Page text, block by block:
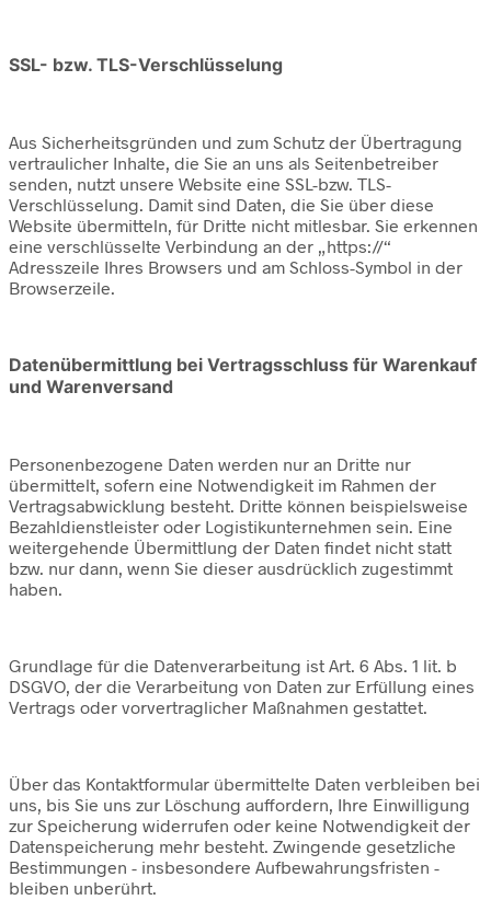
SSL- bzw. TLS-Verschlüsselung
Aus Sicherheitsgründen und zum Schutz der Übertragung
vertraulicher Inhalte, die Sie an uns als Seitenbetreiber
senden, nutzt unsere Website eine SSL-bzw. TLS-
Verschlüsselung. Damit sind Daten, die Sie über diese
Website übermitteln, für Dritte nicht mitlesbar. Sie erkennen
eine verschlüsselte Verbindung an der „https://“
Adresszeile Ihres Browsers und am Schloss-Symbol in der
Browserzeile.
Datenübermittlung bei Vertragsschluss für Warenkauf
und Warenversand
Personenbezogene Daten werden nur an Dritte nur
übermittelt, sofern eine Notwendigkeit im Rahmen der
Vertragsabwicklung besteht. Dritte können beispielsweise
Bezahldienstleister oder Logistikunternehmen sein. Eine
weitergehende Übermittlung der Daten findet nicht statt
bzw. nur dann, wenn Sie dieser ausdrücklich zugestimmt
haben.
Grundlage für die Datenverarbeitung ist Art. 6 Abs. 1 lit. b
DSGVO, der die Verarbeitung von Daten zur Erfüllung eines
Vertrags oder vorvertraglicher Maßnahmen gestattet.
Über das Kontaktformular übermittelte Daten verbleiben bei
uns, bis Sie uns zur Löschung auffordern, Ihre Einwilligung
zur Speicherung widerrufen oder keine Notwendigkeit der
Datenspeicherung mehr besteht. Zwingende gesetzliche
Bestimmungen - insbesondere Aufbewahrungsfristen -
bleiben unberührt.